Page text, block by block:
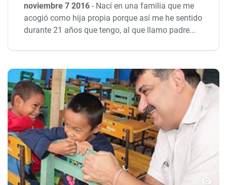
noviembre 7 2016- Nací en una familia que me
acogió como hija propia porque así me he sentido
durante 21 años que tengo, al que llamo padre...